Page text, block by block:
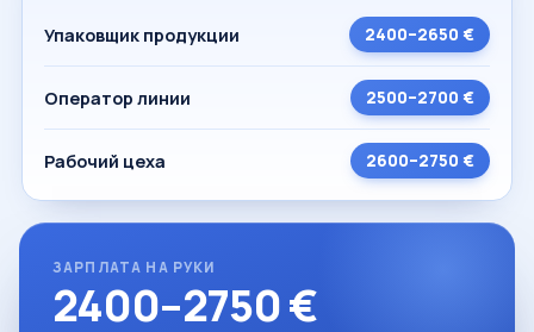
Упаковщик продукции 2400–2650 €
Оператор линии 2500–2700 €
Рабочий цеха 2600–2750 €
ЗАРПЛАТА НА РУКИ
2400–2750 €